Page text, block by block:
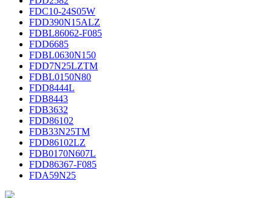
FDC10-24S05W
FDD390N15ALZ
FDBL86062-F085
FDD6685
FDBL0630N150
FDD7N25LZTM
FDBL0150N80
FDD8444L
FDB8443
FDB3632
FDD86102
FDB33N25TM
FDD86102LZ
FDB0170N607L
FDD86367-F085
FDA59N25